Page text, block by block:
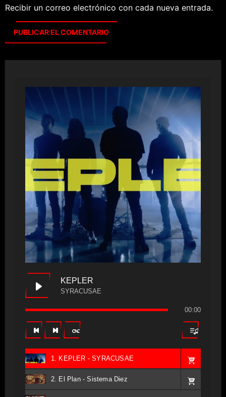
Recibir un correo electrónico con cada nueva entrada.
KEPLER
SYRACUSAE
00:00
1. KEPLER - SYRACUSAE
2. El Plan - Sistema Diez